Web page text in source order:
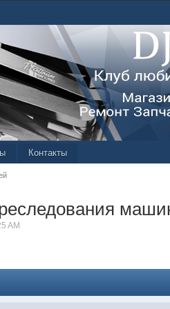
Контакты
AM